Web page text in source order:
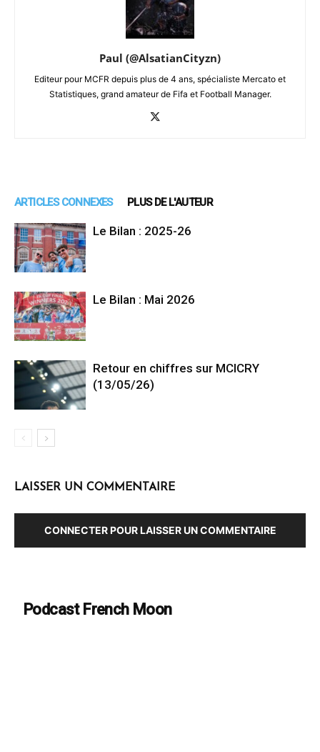
Paul (@AlsatianCityzn)
Editeur pour MCFR depuis plus de 4 ans, spécialiste Mercato et
Statistiques, grand amateur de Fifa et Football Manager.
ARTICLES CONNEXES PLUS DE L'AUTEUR
Le Bilan : 2025-26
Le Bilan : Mai 2026
Retour en chiffres sur MCICRY
(13/05/26)
LAISSER UN COMMENTAIRE
CONNECTER POUR LAISSER UN COMMENTAIRE
Podcast French Moon